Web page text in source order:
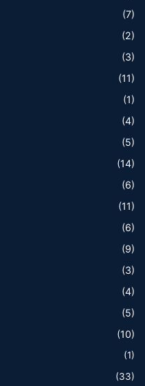
(7)
(2)
(3)
(11)
(1)
(4)
(5)
(14)
(6)
(11)
(6)
(9)
(3)
(4)
(5)
(10)
(1)
(33)